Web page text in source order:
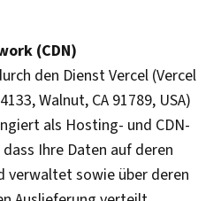
(CDN)
den Dienst Vercel (Vercel
Walnut, CA 91789, USA)
als Hosting- und CDN-
Ihre Daten auf deren
verwaltet sowie über deren